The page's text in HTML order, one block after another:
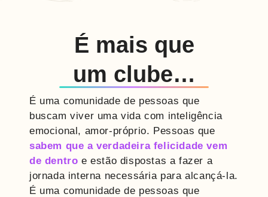
É mais que
um clube…
É uma comunidade de pessoas que
buscam viver uma vida com inteligência
emocional, amor-próprio. Pessoas que
sabem que a verdadeira felicidade vem
de dentro e estão dispostas a fazer a
jornada interna necessária para alcançá-la.
É uma comunidade de pessoas que